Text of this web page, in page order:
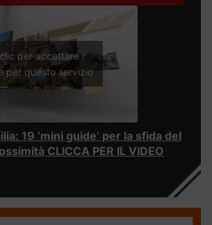
per accettare i
per questo servizio
19 ‘mini guide’ per la sfida del
CLICCA PER IL VIDEO